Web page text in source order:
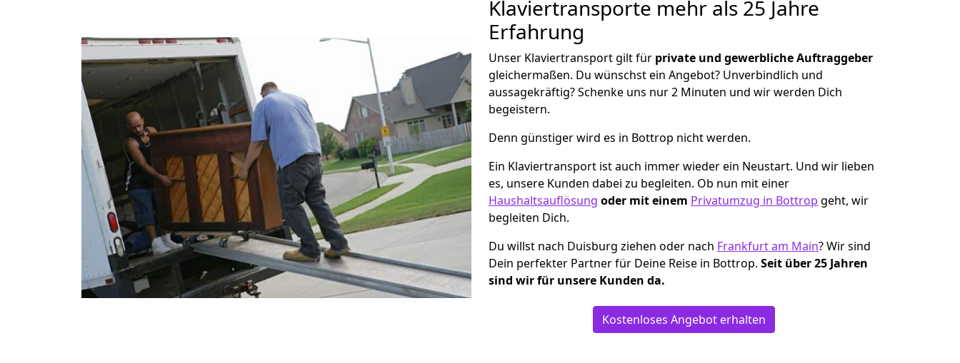
Klaviertransporte mehr als 25 Jahre
Erfahrung
Unser Klaviertransport gilt für private und gewerbliche Auftraggeber
gleichermaßen. Du wünschst ein Angebot? Unverbindlich und
aussagekräftig? Schenke uns nur 2 Minuten und wir werden Dich
begeistern.
Denn günstiger wird es in Bottrop nicht werden.
Ein Klaviertransport ist auch immer wieder ein Neustart. Und wir lieben
es, unsere Kunden dabei zu begleiten. Ob nun mit einer
Haushaltsauflösung oder mit einem Privatumzug in Bottrop geht, wir
begleiten Dich.
Du willst nach Duisburg ziehen oder nach Frankfurt am Main? Wir sind
Dein perfekter Partner für Deine Reise in Bottrop. Seit über 25 Jahren
sind wir für unsere Kunden da.
Kostenloses Angebot erhalten